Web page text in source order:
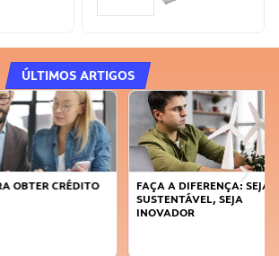
ÚLTIMOS ARTIGOS
CRÉDITO
FAÇA A DIFERENÇA: SEJA
SUSTENTÁVEL, SEJA
INOVADOR